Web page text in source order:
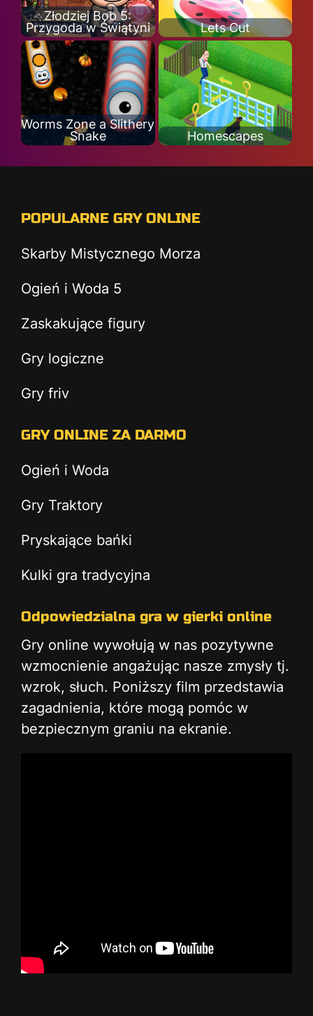
Złodziej Bob 5:
Przygoda w Świątyni
Lets Cut
Worms Zone a Slithery
Snake
Homescapes
POPULARNE GRY ONLINE
Skarby Mistycznego Morza
Ogień i Woda 5
Zaskakujące figury
Gry logiczne
Gry friv
GRY ONLINE ZA DARMO
Ogień i Woda
Gry Traktory
Pryskające bańki
Kulki gra tradycyjna
Odpowiedzialna gra w gierki online
Gry online wywołują w nas pozytywne
wzmocnienie angażując nasze zmysły tj.
wzrok, słuch. Poniższy film przedstawia
zagadnienia, które mogą pomóc w
bezpiecznym graniu na ekranie.